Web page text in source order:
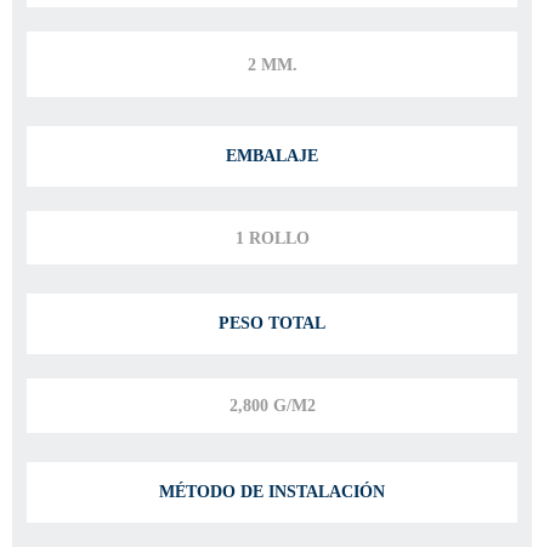
2 MM.
EMBALAJE
1 ROLLO
PESO TOTAL
2,800 G/M2
MÉTODO DE INSTALACIÓN